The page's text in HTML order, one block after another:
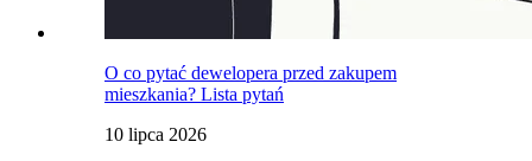
O co pytać dewelopera przed zakupem
mieszkania? Lista pytań
10 lipca 2026